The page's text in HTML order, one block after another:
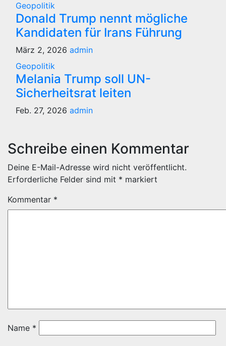
Geopolitik
Donald Trump nennt mögliche
Kandidaten für Irans Führung
März 2, 2026 admin
Geopolitik
Melania Trump soll UN-
Sicherheitsrat leiten
Feb. 27, 2026 admin
Schreibe einen Kommentar
Deine E-Mail-Adresse wird nicht veröffentlicht.
Erforderliche Felder sind mit * markiert
Kommentar *
Name *